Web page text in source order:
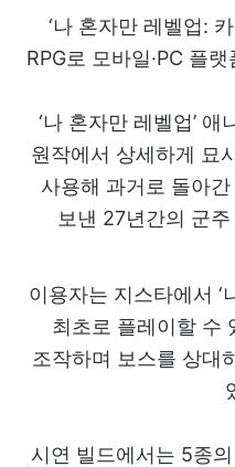
‘나 혼자만 레벨업:
RPG로 모바일·PC 플
‘나 혼자만 레벨업’
원작에서 상세하게 묘
사용해 과거로 돌아간
보낸 27년간의 군
이용자는 지스타에서 ‘
최초로 플레이할 수
조작하며 보스를 상대
시연 빌드에서는 5종